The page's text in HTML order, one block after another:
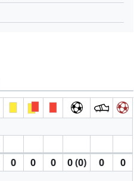
0 0 0 0 (0) 0 0